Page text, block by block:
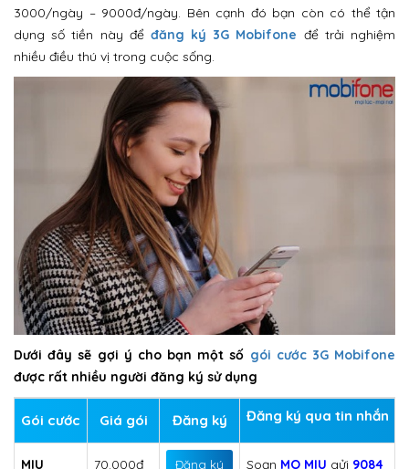
3000/ngày – 9000đ/ngày. Bên cạnh đó bạn còn có thể tận
dụng số tiền này để đăng ký 3G Mobifone để trải nghiệm
nhiều điều thú vị trong cuộc sống.
Dưới đây sẽ gợi ý cho bạn một số gói cước 3G Mobifone
được rất nhiều người đăng ký sử dụng
Gói cước Giá gói Đăng ký Đăng ký qua tin nhắn
MIU 70.000đ Đăng ký Soạn MO MIU gửi 9084